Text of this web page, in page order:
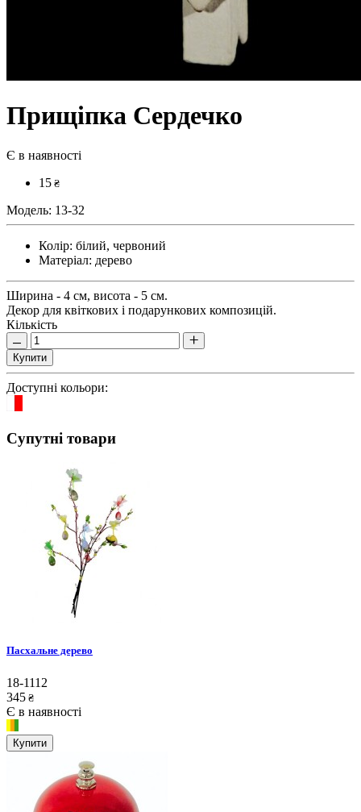
Прищіпка Сердечко
Є в наявності
15 ₴
Модель: 13-32
Колір: білий, червоний
Матеріал: дерево
Ширина - 4 см, висота - 5 см.
Декор для квіткових і подарункових композицій.
Кількість
Купити
Доступні кольори:
Супутні товари
Пасхальне дерево
18-1112
345 ₴
Є в наявності
Купити